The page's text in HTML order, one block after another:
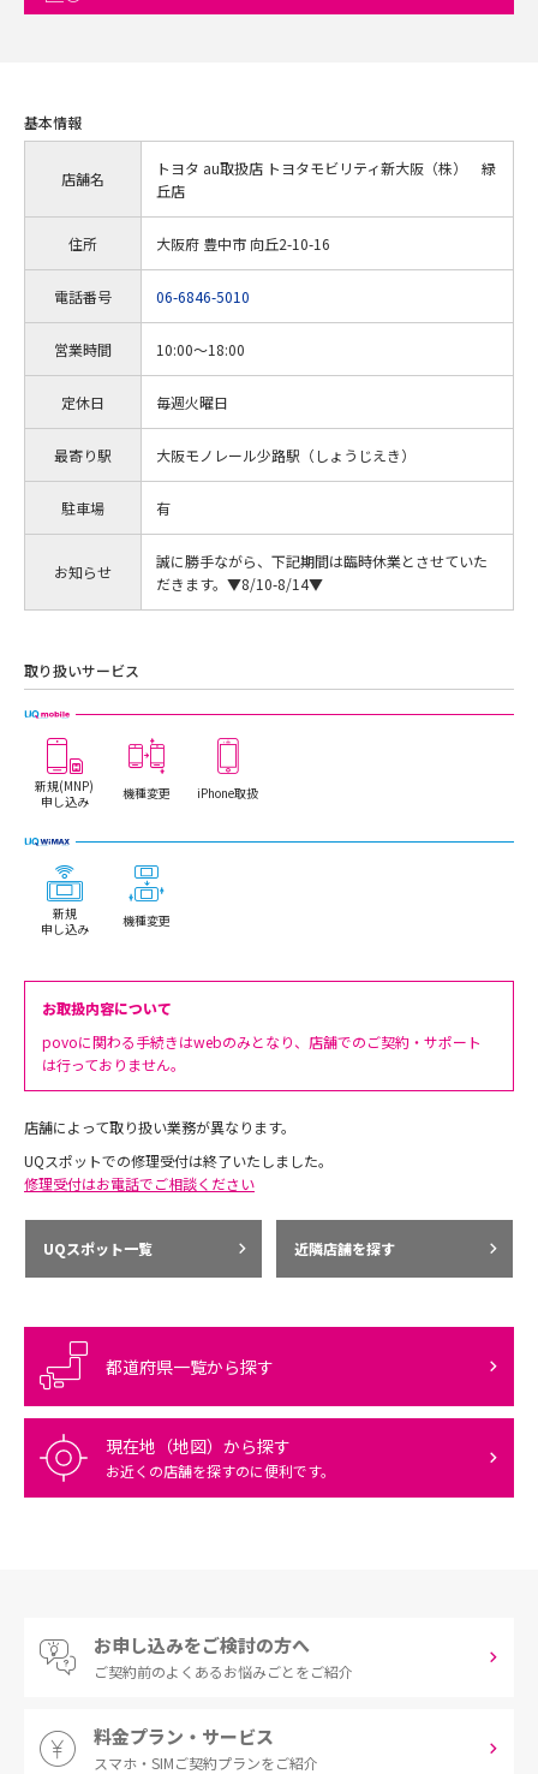
基本情報
店舗名
トヨタ au取扱店 トヨタモビリティ新大阪（株） 緑
丘店
住所 大阪府 豊中市 向丘2-10-16
電話番号 06-6846-5010
営業時間 10:00～18:00
定休日 毎週火曜日
最寄り駅 大阪モノレール少路駅（しょうじえき）
駐車場 有
お知らせ
誠に勝手ながら、下記期間は臨時休業とさせていた
だきます。▼8/10-8/14▼
取り扱いサービス
新規(MNP)
申し込み
機種変更 iPhone取扱
新規
申し込み
機種変更
お取扱内容について
povoに関わる手続きはwebのみとなり、店舗でのご契約・サポート
は行っておりません。
店舗によって取り扱い業務が異なります。
UQスポットでの修理受付は終了いたしました。
修理受付はお電話でご相談ください
UQスポット一覧 近隣店舗を探す
都道府県一覧から探す
現在地（地図）から探す
お近くの店舗を探すのに便利です。
お申し込みをご検討の方へ
ご契約前のよくあるお悩みごとをご紹介
料金プラン・サービス
スマホ・SIMご契約プランをご紹介